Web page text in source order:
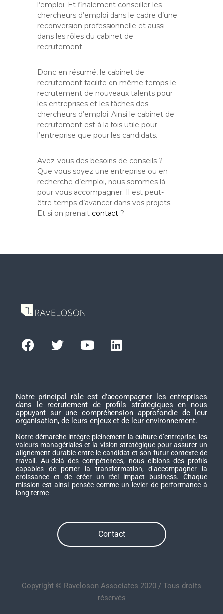
l’emploi. Et finalement conseiller les
chercheurs d’emploi dans le cadre d’une
reconversion professionnelle et aussi
dans les rôles du cabinet de
recrutement.
Donc en résumé, le cabinet de
recrutement facilite en même temps le
recrutement de nouveaux talents pour
les entreprises et les tâches des
chercheurs d’emploi. Ainsi le cabinet de
recrutement est à la fois utile pour
l’entreprise que pour les candidats.
Avez-vous des besoins de conseils ?
Que vous soyez une entreprise ou en
recherche d’emploi, nous sommes là
pour vous accompagner. Il est peut-
être temps d’avancer dans vos projets.
Et si on prenait contact?
Notre principal rôle est d’accompagner les entreprises
dans le recrutement de profils stratégiques en nous
appuyant sur une compréhension approfondie de leur
organisation, de leurs enjeux et de leur environnement.
Notre démarche intègre pleinement la culture d’entreprise, les
valeurs managériales et la vision stratégique pour assurer un
alignement durable entre le candidat et son futur contexte de
travail. Au-delà des compétences, nous ciblons des profils
capables de porter la transformation, d’accompagner la
croissance et de créer un réel impact business. Chaque
mission est ainsi pensée comme un levier de performance à
long terme
Contact
Copyright © Raveloson Associates 2020 / Tous droits
réservés